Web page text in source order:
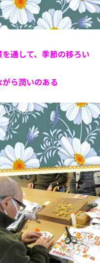
通して、季節の移ろい
ら潤いのある